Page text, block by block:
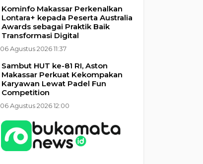
Kominfo Makassar Perkenalkan
Lontara+ kepada Peserta Australia
Awards sebagai Praktik Baik
Transformasi Digital
06 Agustus 2026 11:37
Sambut HUT ke-81 RI, Aston
Makassar Perkuat Kekompakan
Karyawan Lewat Padel Fun
Competition
06 Agustus 2026 12:00